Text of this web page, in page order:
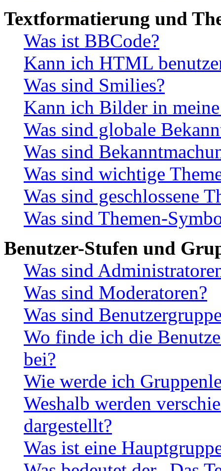
Textformatierung und
Was ist BBCode?
Kann ich HTML
Was sind Smilies?
Kann ich Bilder in
Was sind globale
Was sind
Was sind wichtige
Was sind geschlossene
Was sind Themen-
Benutzer-Stufen und
Was sind
Was sind Moderatoren?
Was sind
Wo finde ich die
bei?
Wie werde ich
Weshalb werden
dargestellt?
Was ist eine